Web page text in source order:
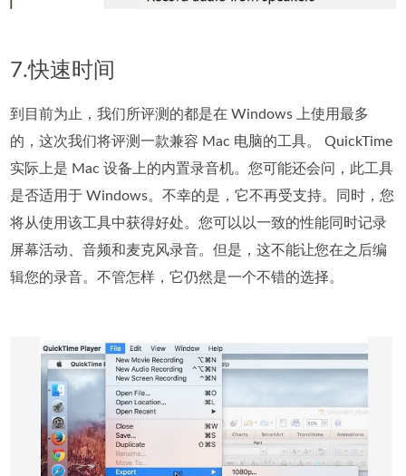
7.快速时间
到目前为止，我们所评测的都是在 Windows 上使用最多
的，这次我们将评测一款兼容 Mac 电脑的工具。 QuickTime
实际上是 Mac 设备上的内置录音机。您可能还会问，此工具
是否适用于 Windows。不幸的是，它不再受支持。同时，您
将从使用该工具中获得好处。您可以以一致的性能同时记录
屏幕活动、音频和麦克风录音。但是，这不能让您在之后编
辑您的录音。不管怎样，它仍然是一个不错的选择。